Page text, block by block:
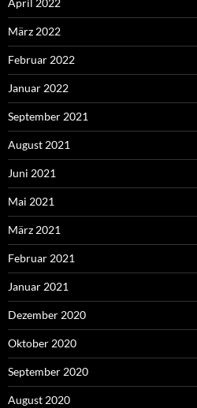
April 2022
März 2022
Februar 2022
Januar 2022
September 2021
August 2021
Juni 2021
Mai 2021
März 2021
Februar 2021
Januar 2021
Dezember 2020
Oktober 2020
September 2020
August 2020